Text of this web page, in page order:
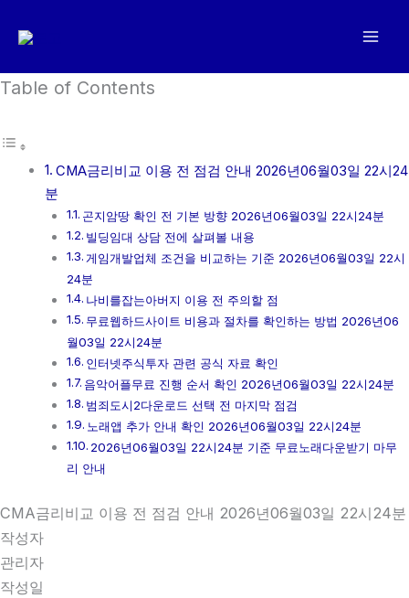
로
너
Table of Contents
CMA금리비교 이용 전 점검 안내 2026년06월03일 22시24
분
곤지암땅 확인 전 기본 방향 2026년06월03일 22시24분
빌딩임대 상담 전에 살펴볼 내용
게임개발업체 조건을 비교하는 기준 2026년06월03일 22시
24분
나비를잡는아버지 이용 전 주의할 점
무료웹하드사이트 비용과 절차를 확인하는 방법 2026년06
월03일 22시24분
인터넷주식투자 관련 공식 자료 확인
음악어플무료 진행 순서 확인 2026년06월03일 22시24분
범죄도시2다운로드 선택 전 마지막 점검
노래앱 추가 안내 확인 2026년06월03일 22시24분
2026년06월03일 22시24분 기준 무료노래다운받기 마무
리 안내
CMA금리비교 이용 전 점검 안내 2026년06월03일 22시24분
작성자
관리자
작성일